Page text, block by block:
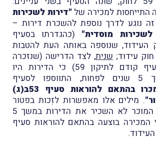
התייחסות למכירה של "דירות לשכירות
זה נוגע לדרך נוספת להשכרת דירות –
לשכירות מוסדית" (כהגדרתו בסעיף
לחוק העידוד, שנוספה באותה העת להטבות
עידוד; שנית, לצד הדרישה (שנזכרה
כבר בנוסח הסעיף קודם לתיקון 59) כי הדירות היו
מושכרות במשך 5 שנים לפחות, התווספו לסעיף
"או נמכרו בהתאם להוראות סעיף 53ב(ג)
. מילים אלו מאפשרות לזְכות בפטור
ממע"מ, גם אם המוכר לא השכיר את הדירות במשך 5
המכירה בוצעה בהתאם להוראות סעיף